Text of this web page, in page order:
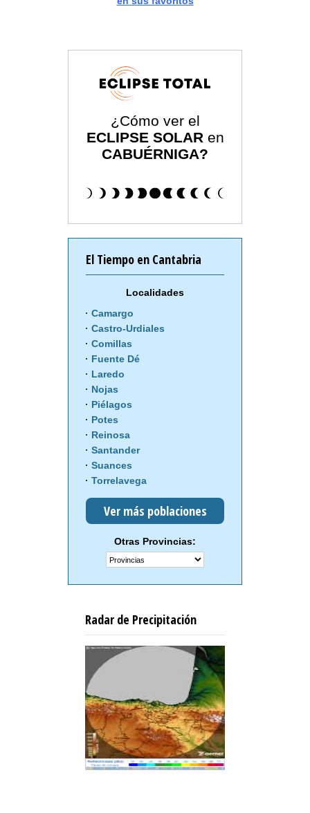
¿Cómo ver el
ECLIPSE SOLAR en
CABUÉRNIGA?
El Tiempo en Cantabria
Localidades
Camargo
Castro-Urdiales
Comillas
Fuente Dé
Laredo
Nojas
Piélagos
Potes
Reinosa
Santander
Suances
Torrelavega
Ver más poblaciones
Otras Provincias:
Radar de Precipitación